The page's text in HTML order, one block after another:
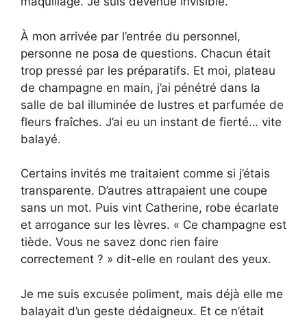
À mon arrivée par l’entrée du personnel,
personne ne posa de questions. Chacun était
trop pressé par les préparatifs. Et moi, plateau
de champagne en main, j’ai pénétré dans la
salle de bal illuminée de lustres et parfumée de
fleurs fraîches. J’ai eu un instant de fierté… vite
balayé.
Certains invités me traitaient comme si j’étais
transparente. D’autres attrapaient une coupe
sans un mot. Puis vint Catherine, robe écarlate
et arrogance sur les lèvres. « Ce champagne est
tiède. Vous ne savez donc rien faire
correctement ? » dit-elle en roulant des yeux.
Je me suis excusée poliment, mais déjà elle me
balayait d’un geste dédaigneux. Et ce n’était